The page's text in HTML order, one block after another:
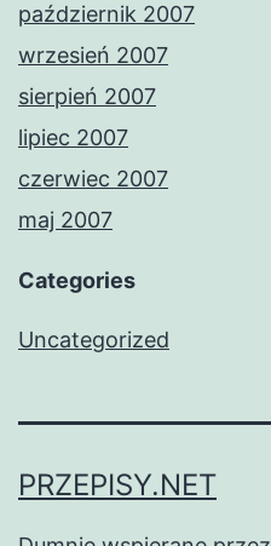
październik 2007
wrzesień 2007
sierpień 2007
lipiec 2007
czerwiec 2007
maj 2007
Categories
Uncategorized
PRZEPISY.NET